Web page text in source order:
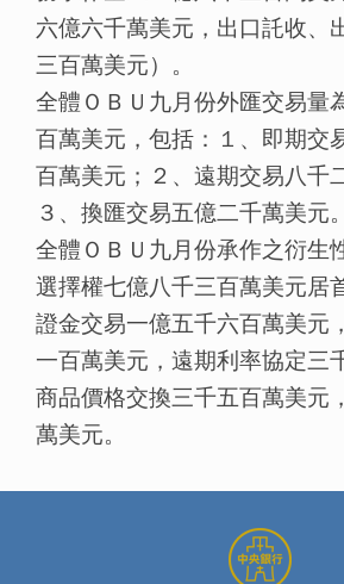
六億六千萬美元，出口託收、
三百萬美元）。
全體ＯＢＵ九月份外匯交易量
百萬美元，包括：１、即期交
百萬美元；２、遠期交易八千
３、換匯交易五億二千萬美元。
全體ＯＢＵ九月份承作之衍生
選擇權七億八千三百萬美元居
證金交易一億五千六百萬美元
一百萬美元，遠期利率協定三
商品價格交換三千五百萬美元
萬美元。